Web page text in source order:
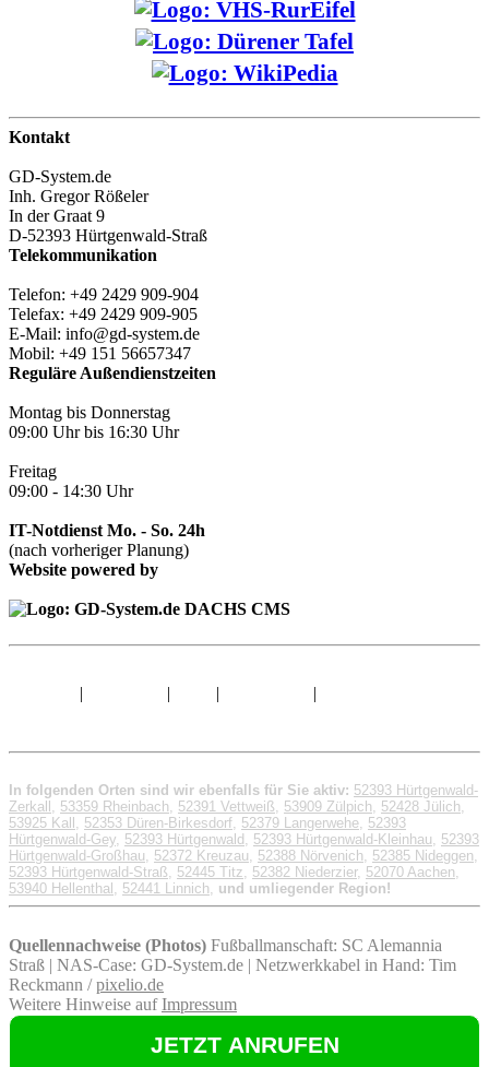
Kontakt
GD-System.de
Inh. Gregor Rößeler
In der Graat 9
D-52393 Hürtgenwald-Straß
Telekommunikation
Telefon: +49 2429 909-904
Telefax: +49 2429 909-905
E-Mail: info@gd-system.de
Mobil: +49 151 56657347
Reguläre Außendienstzeiten
Montag bis Donnerstag
09:00 Uhr bis 16:30 Uhr
Freitag
09:00 - 14:30 Uhr
IT-Notdienst Mo. - So. 24h
(nach vorheriger Planung)
Website powered by
| | | |
In folgenden Orten sind wir ebenfalls für Sie aktiv: 52393 Hürtgenwald-
Zerkall
53359 Rheinbach 52391 Vettweiß 53909 Zülpich 52428 Jülich
53925 Kall
52353 Düren-Birkesdorf 52379 Langerwehe 52393
Hürtgenwald-Gey 52393 Hürtgenwald 52393 Hürtgenwald-Kleinhau
52393
Hürtgenwald-Großhau
52372 Kreuzau 52388 Nörvenich 52385 Nideggen
52393 Hürtgenwald-Straß
52445 Titz 52382 Niederzier, 52070 Aachen
53940 Hellenthal
52441 Linnich und umliegender Region!
Quellennachweise (Photos) Fußballmanschaft: SC Alemannia
Straß | NAS-Case: GD-System.de | Netzwerkkabel in Hand: Tim
Reckmann /pixelio.de
Weitere Hinweise aufImpressum